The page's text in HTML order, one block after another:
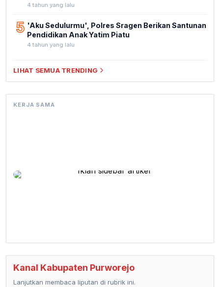
4 tahun yang lalu
5 'Aku Sedulurmu', Polres Sragen Berikan Santunan
Pendidikan Anak Yatim Piatu
4 tahun yang lalu
LIHAT SEMUA TRENDING
KERJA SAMA
Kanal Kabupaten Purworejo
Lanjutkan membaca liputan di rubrik ini.